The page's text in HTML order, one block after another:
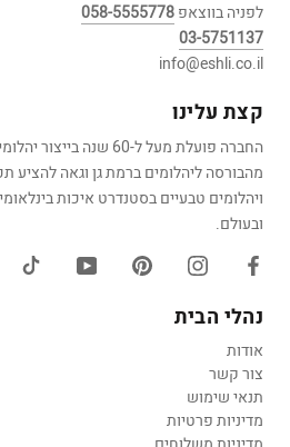
לפניה בווצאפ058-5555778
03-5751137
info@eshli.co.il
קצת עלינו
החברה פועלת מעל ל-60 שנה
מהבורסה ליהלומים ברמת גן וגאה להציע
ויהלומים טבעיים בסטנדרט איכות
ובעולם.
נהלי הבית
אודות
צור קשר
תנאי שימוש
מדיניות פרטיות